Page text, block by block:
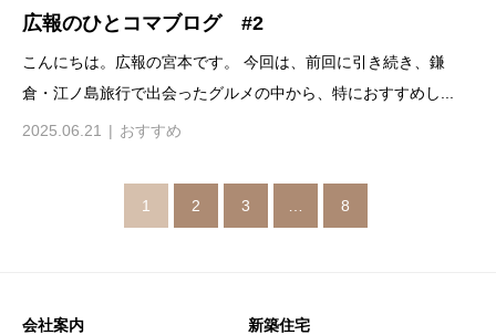
広報のひとコマブログ #2
こんにちは。広報の宮本です。 今回は、前回に引き続き、鎌
倉・江ノ島旅行で出会ったグルメの中から、特におすすめし...
2025.06.21 おすすめ
1 2 3 8
会社案内 新築住宅